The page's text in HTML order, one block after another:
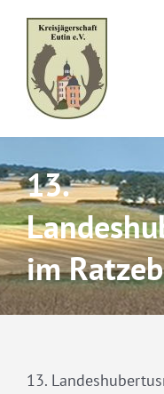
content
13.
im
13.